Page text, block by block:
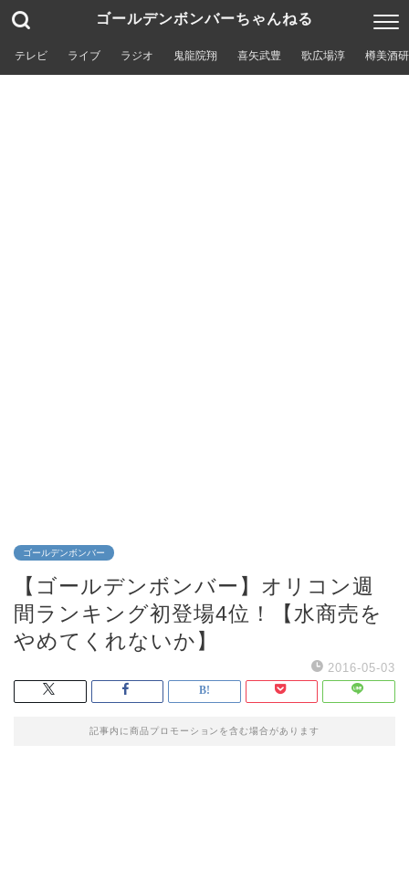
ゴールデンボンバーちゃんねる
テレビ ライブ ラジオ 鬼龍院翔 喜矢武豊 歌広場淳 樽美酒
ゴールデンボンバー
【ゴールデンボンバー】オリコン週
間ランキング初登場4位！【水商売を
やめてくれないか】
2016-05-03
記事内に商品プロモーションを含む場合があります